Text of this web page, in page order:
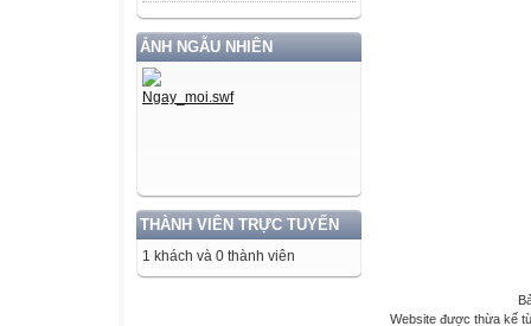
ẢNH NGẪU NHIÊN
THÀNH VIÊN TRỰC TUYẾN
1 khách và 0 thành viên
Website được thừa kế